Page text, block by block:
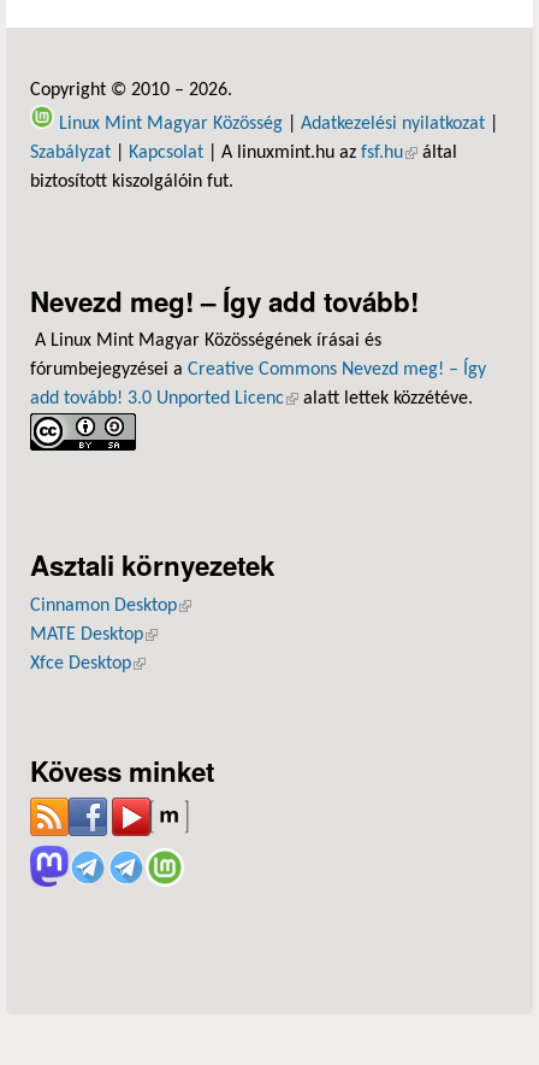
Copyright © 2010 – 2026.
Linux Mint Magyar Közösség
Adatkezelési nyilatkozat
Szabályzat
Kapcsolat | A linuxmint.hu az fsf.hu(külső hivatkozás)
által
biztosított kiszolgálóin fut.
Nevezd meg! – Így add tovább!
A Linux Mint Magyar Közösségének írásai és
fórumbejegyzései a Creative Commons Nevezd meg! – Így
add tovább! 3.0 Unported Licenc(külső hivatkozás)
alatt lettek közzétéve.
Asztali környezetek
Cinnamon Desktop(külső hivatkozás)
MATE Desktop(külső hivatkozás)
Xfce Desktop(külső hivatkozás)
Kövess minket